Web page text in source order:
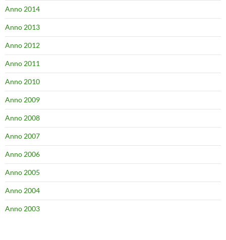
Anno 2014
Anno 2013
Anno 2012
Anno 2011
Anno 2010
Anno 2009
Anno 2008
Anno 2007
Anno 2006
Anno 2005
Anno 2004
Anno 2003